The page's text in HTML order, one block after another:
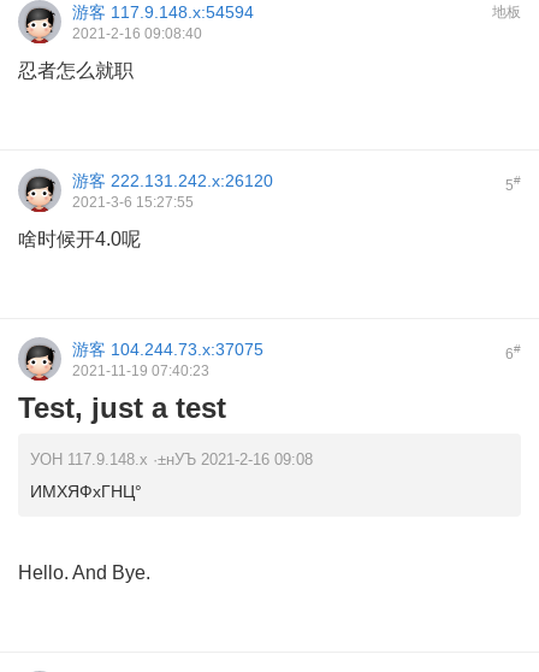
地板
游客 117.9.148.x:54594
2021-2-16 09:08:40
忍者怎么就职
5#
游客 222.131.242.x:26120
2021-3-6 15:27:55
啥时候开4.0呢
6#
游客 104.244.73.x:37075
2021-11-19 07:40:23
Test, just a test
УОН 117.9.148.x ·±нУЪ 2021-2-16 09:08
ИМХЯФхГНЦ°
Hello. And Bye.